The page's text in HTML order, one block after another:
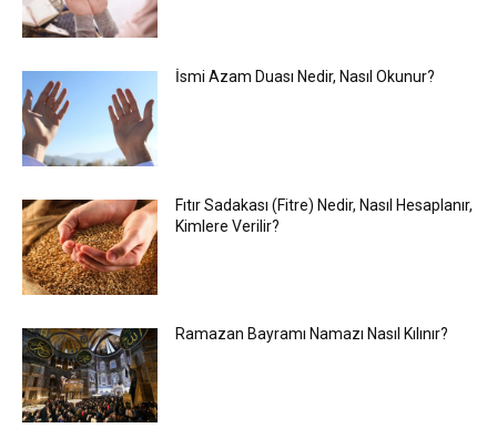
İsmi Azam Duası Nedir, Nasıl Okunur?
Fıtır Sadakası (Fitre) Nedir, Nasıl Hesaplanır,
Kimlere Verilir?
Ramazan Bayramı Namazı Nasıl Kılınır?